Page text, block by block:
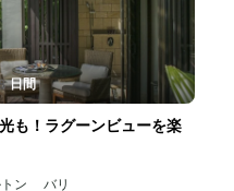
間
も！ラグーンビューを楽
ン バリ